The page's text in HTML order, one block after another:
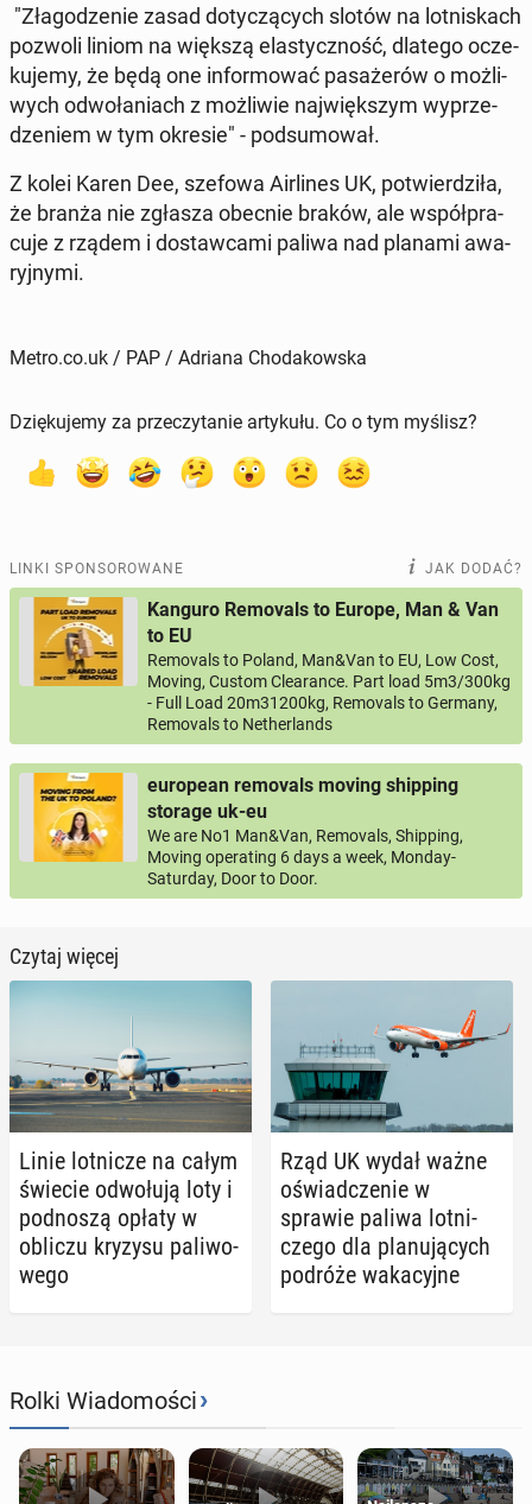
"Zła­go­dze­nie zasad do­ty­czą­cych slotów na lot­ni­skach
pozwoli liniom na większą ela­stycz­ność, dlatego ocze­
ku­je­my, że będą one in­for­mo­wać pa­sa­że­rów o moż­li­
wych od­wo­ła­niach z moż­li­wie naj­więk­szym wy­prze­
dze­niem w tym okresie" - pod­su­mo­wał.
Z kolei Karen Dee, szefowa Air­li­nes UK, po­twier­dzi­ła,
że branża nie zgłasza obecnie braków, ale współ­pra­
cu­je z rządem i do­staw­ca­mi paliwa nad planami awa­
ryj­ny­mi.
Metro.co.uk / PAP / Adriana Chodakowska
Dziękujemy za przeczytanie artykułu. Co o tym myślisz?
LINKI SPONSOROWANE JAK DODAĆ?
Kanguro Removals to Europe, Man & Van
to EU
Removals to Poland, Man&Van to EU, Low Cost,
Moving, Custom Clearance. Part load 5m3/300kg
- Full Load 20m31200kg, Removals to Germany,
Removals to Netherlands
european removals moving shipping
storage uk-eu
We are No1 Man&Van, Removals, Shipping,
Moving operating 6 days a week, Monday-
Saturday, Door to Door.
Czytaj więcej
Linie lot­ni­cze na całym
świecie od­wo­łu­ją loty i
pod­no­szą opłaty w
obliczu kryzysu pa­li­wo­
we­go
Rząd UK wydał ważne
oświad­cze­nie w
sprawie paliwa lot­ni­
cze­go dla pla­nu­ją­cych
podróże wa­ka­cyj­ne
Rolki Wiadomości›